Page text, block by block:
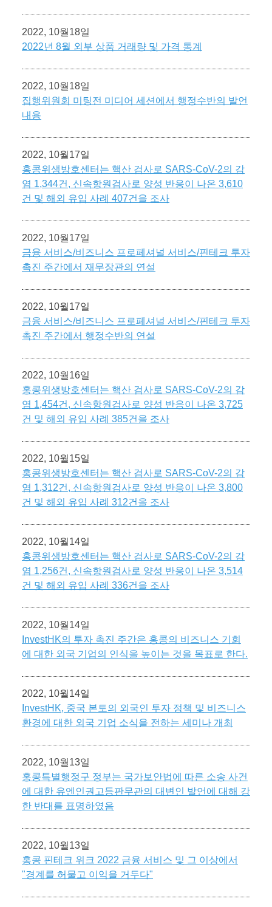
2022, 10월18일
2022년 8월 외부 상품 거래량 및 가격 통계
2022, 10월18일
집행위원회 미팅전 미디어 세션에서 행정수반의 발언
내용
2022, 10월17일
홍콩위생방호센터는 핵산 검사로 SARS-CoV-2의 감
염 1,344건, 신속항원검사로 양성 반응이 나온 3,610
건 및 해외 유입 사례 407건을 조사
2022, 10월17일
금융 서비스/비즈니스 프로페셔널 서비스/핀테크 투자
촉진 주간에서 재무장관의 연설
2022, 10월17일
금융 서비스/비즈니스 프로페셔널 서비스/핀테크 투자
촉진 주간에서 행정수반의 연설
2022, 10월16일
홍콩위생방호센터는 핵산 검사로 SARS-CoV-2의 감
염 1,454건, 신속항원검사로 양성 반응이 나온 3,725
건 및 해외 유입 사례 385건을 조사
2022, 10월15일
홍콩위생방호센터는 핵산 검사로 SARS-CoV-2의 감
염 1,312건, 신속항원검사로 양성 반응이 나온 3,800
건 및 해외 유입 사례 312건을 조사
2022, 10월14일
홍콩위생방호센터는 핵산 검사로 SARS-CoV-2의 감
염 1,256건, 신속항원검사로 양성 반응이 나온 3,514
건 및 해외 유입 사례 336건을 조사
2022, 10월14일
InvestHK의 투자 촉진 주간은 홍콩의 비즈니스 기회
에 대한 외국 기업의 인식을 높이는 것을 목표로 한다.
2022, 10월14일
InvestHK, 중국 본토의 외국인 투자 정책 및 비즈니스
환경에 대한 외국 기업 소식을 전하는 세미나 개최
2022, 10월13일
홍콩특별행정구 정부는 국가보안법에 따른 소송 사건
에 대한 유엔인권고등판무관의 대변인 발언에 대해 강
한 반대를 표명하였음
2022, 10월13일
홍콩 핀테크 위크 2022 금융 서비스 및 그 이상에서
"경계를 허물고 이익을 거두다"